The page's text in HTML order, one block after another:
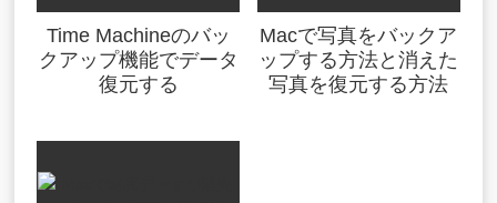
Time Machineのバッ
クアップ機能でデータ
復元する
Macで写真をバックア
ップする方法と消えた
写真を復元する方法